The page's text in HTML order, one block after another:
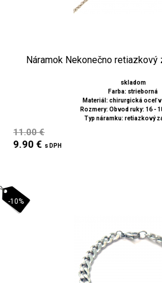
Náramok Nekonečno
skladom
Farba: strieborná
Materiál: chirurgická oceľ
Rozmery: Obvod ruky: 16 -
Typ náramku: retiazkový
11.00 €
9.90 € s DPH
-10%